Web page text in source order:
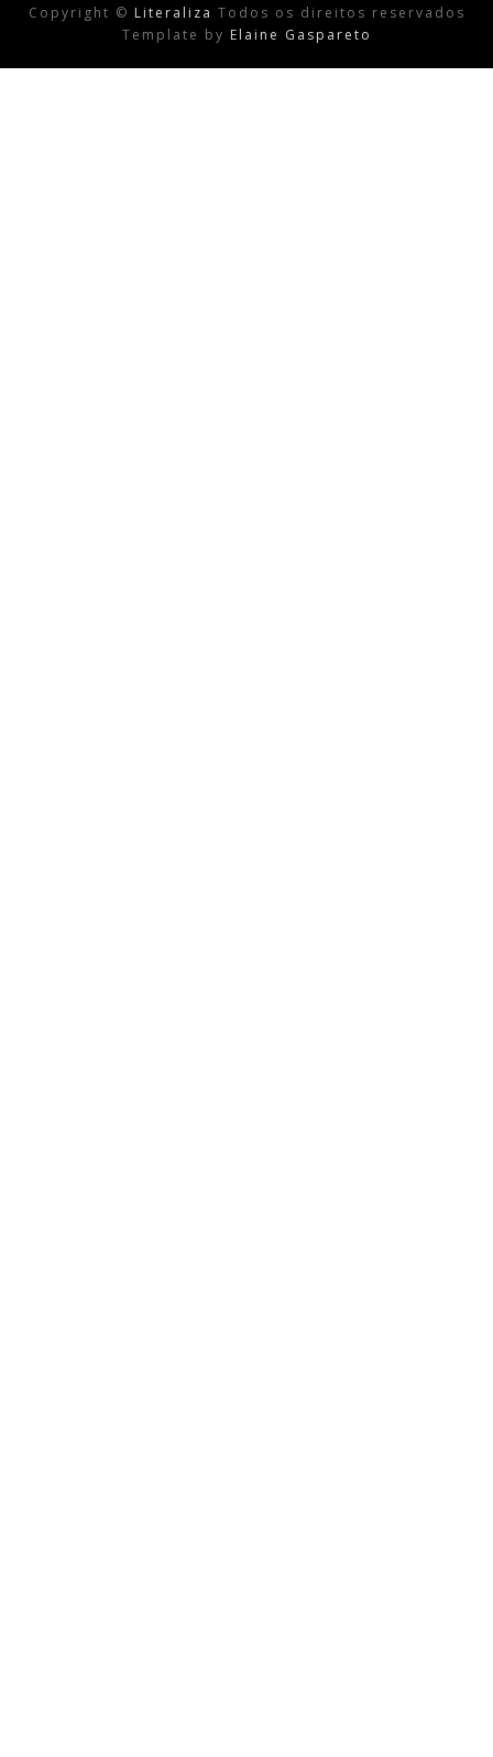
Copyright © Literaliza Todos os direitos reservados
Template by Elaine Gaspareto